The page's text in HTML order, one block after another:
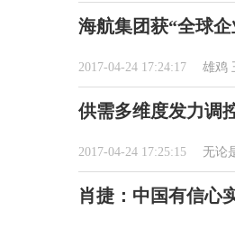
海航集团获“全球
2017-04-24 17:24:17 雄鸡
供需多维度发力调
2017-04-24 17:25:15 无论
肖捷：中国有信心